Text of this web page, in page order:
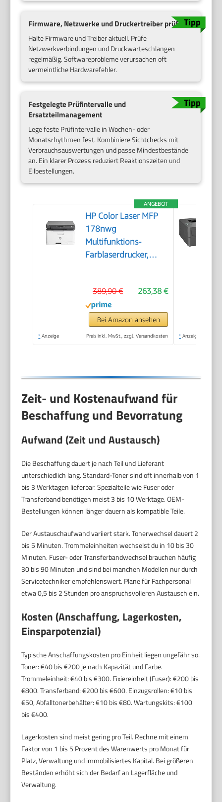
Firmware, Netzwerke und Druckertreiber prüfen
Halte Firmware und Treiber aktuell. Prüfe
Netzwerkverbindungen und Druckwarteschlangen
regelmäßig. Softwareprobleme verursachen oft
vermeintliche Hardwarefehler.
Festgelegte Prüfintervalle und
Ersatzteilmanagement
Lege feste Prüfintervalle in Wochen- oder
Monatsrhythmen fest. Kombiniere Sichtchecks mit
Verbrauchsauswertungen und passe Mindestbestände
an. Ein klarer Prozess reduziert Reaktionszeiten und
Eilbestellungen.
ANGEBOT
HP Color Laser MFP
178nwg
Multifunktions-
Farblaserdrucker,
Ethernet, USB, Smart
App
263,38 €
389,90 €
Bei Amazon ansehen
* Anzeige Preis inkl. MwSt., zzgl. Versandkosten * Anzeige
Zeit- und Kostenaufwand für
Beschaffung und Bevorratung
Aufwand (Zeit und Austausch)
Die Beschaffung dauert je nach Teil und Lieferant
unterschiedlich lang. Standard-Toner sind oft innerhalb von 1
bis 3 Werktagen lieferbar. Spezialteile wie Fuser oder
Transferband benötigen meist 3 bis 10 Werktage. OEM-
Bestellungen können länger dauern als kompatible Teile.
Der Austauschaufwand variiert stark. Tonerwechsel dauert 2
bis 5 Minuten. Trommeleinheiten wechselst du in 10 bis 30
Minuten. Fuser- oder Transferbandwechsel brauchen häufig
30 bis 90 Minuten und sind bei manchen Modellen nur durch
Servicetechniker empfehlenswert. Plane für Fachpersonal
etwa 0,5 bis 2 Stunden pro anspruchsvolleren Austausch ein.
Kosten (Anschaffung, Lagerkosten,
Einsparpotenzial)
Typische Anschaffungskosten pro Einheit liegen ungefähr so.
Toner: €40 bis €200 je nach Kapazität und Farbe.
Trommeleinheit: €40 bis €300. Fixiereinheit (Fuser): €200 bis
€800. Transferband: €200 bis €600. Einzugsrollen: €10 bis
€50, Abfalltonerbehälter: €10 bis €80. Wartungskits: €100
bis €400.
Lagerkosten sind meist gering pro Teil. Rechne mit einem
Faktor von 1 bis 5 Prozent des Warenwerts pro Monat für
Platz, Verwaltung und immobilisiertes Kapital. Bei größeren
Beständen erhöht sich der Bedarf an Lagerfläche und
Verwaltung.